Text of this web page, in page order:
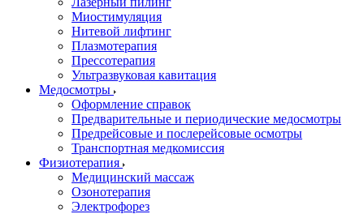
Миостимуляция
Нитевой лифтинг
Плазмотерапия
Прессотерапия
Ультразвуковая кавитация
Медосмотры
Оформление справок
Предварительные и периодические медосмотры
Предрейсовые и послерейсовые осмотры
Транспортная медкомиссия
Физиотерапия
Медицинский массаж
Озонотерапия
Электрофорез